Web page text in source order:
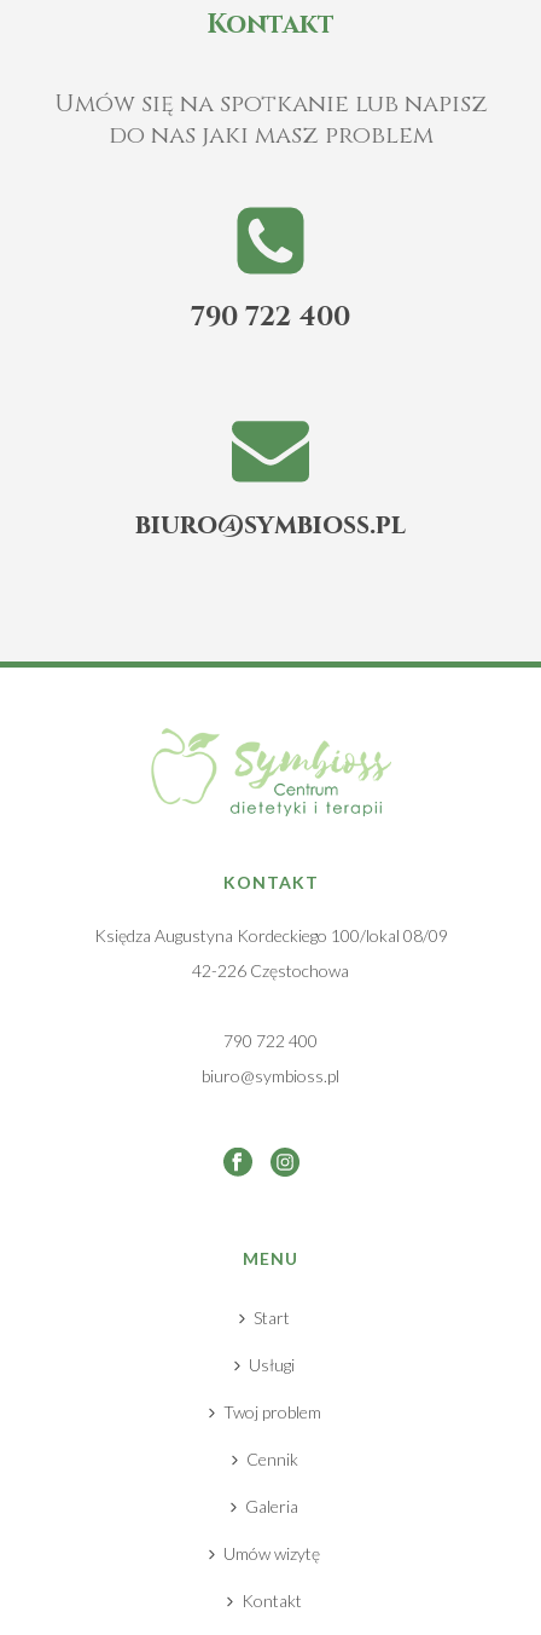
Kontakt
Umów się na spotkanie lub napisz
do nas jaki masz problem
790 722 400
biuro@symbioss.pl
KONTAKT
Księdza Augustyna Kordeckiego 100/lokal 08/09
42-226 Częstochowa
790 722 400
biuro@symbioss.pl
MENU
Start
Usługi
Twoj problem
Cennik
Galeria
Umów wizytę
Kontakt